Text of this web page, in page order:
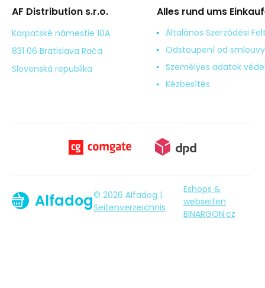
AF Distribution s.r.o.
Karpatské námestie 10A
831 06 Bratislava Rača
Slovenská republika
Alles rund ums
Általános Szerződési
Odstoupení od smlouvy
Személyes adatok
Kézbesítés
Alfadog© 2026 Alfadog |
Seitenverzeichnis
Eshops &
webseiten
BINARGON.cz